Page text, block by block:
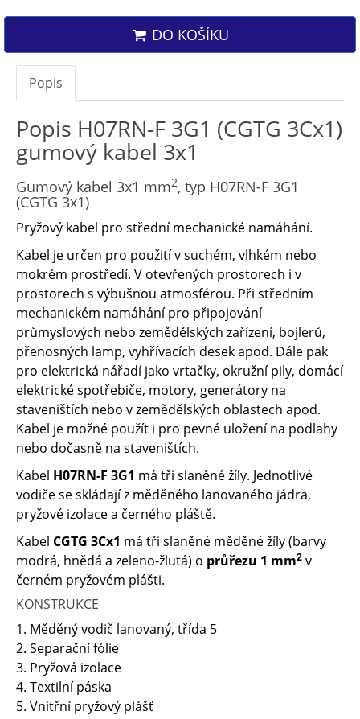
DO KOŠÍKU
Popis
Popis H07RN-F 3G1 (CGTG 3Cx1)
gumový kabel 3x1
Gumový kabel 3x1 mm2, typ H07RN-F 3G1
(CGTG 3x1)
Pryžový kabel pro střední mechanické namáhání.
Kabel je určen pro použití v suchém, vlhkém nebo
mokrém prostředí. V otevřených prostorech i v
prostorech s výbušnou atmosférou. Při středním
mechanickém namáhání pro připojování
průmyslových nebo zemědělských zařízení, bojlerů,
přenosných lamp, vyhřívacích desek apod. Dále pak
pro elektrická nářadí jako vrtačky, okružní pily, domácí
elektrické spotřebiče, motory, generátory na
staveništích nebo v zemědělských oblastech apod.
Kabel je možné použít i pro pevné uložení na podlahy
nebo dočasně na staveništích.
Kabel H07RN-F 3G1 má tři slaněné žíly. Jednotlivé
vodiče se skládají z měděného lanovaného jádra,
pryžové izolace a černého pláště.
Kabel CGTG 3Cx1 má tři slaněné měděné žíly (barvy
modrá, hnědá a zeleno-žlutá) o průřezu 1 mm2 v
černém pryžovém plášti.
KONSTRUKCE
1. Měděný vodič lanovaný, třída 5
2. Separační fólie
3. Pryžová izolace
4. Textilní páska
5. Vnitřní pryžový plášť